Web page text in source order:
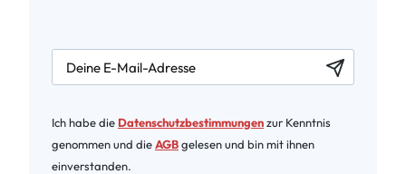
newsletter.labelEmail
Ich habe die Datenschutzbestimmungenzur Kenntnis
genommen und dieAGBgelesen und bin mit ihnen
einverstanden.